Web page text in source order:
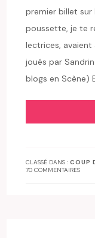
premier billet sur
poussette, je te
lectrices, avaient
joués par
blogs en Scène)
CLASSÉ DANS :COUP
70 COMMENTAIRES